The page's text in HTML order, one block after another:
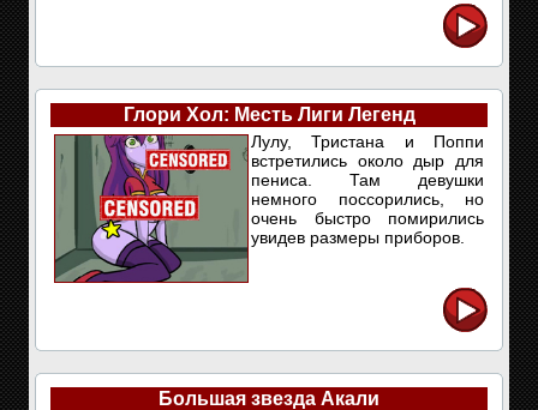
Глори Хол: Месть Лиги Легенд
Лулу, Тристана и Поппи
встретились около дыр для
пениса. Там девушки
немного поссорились, но
очень быстро помирились
увидев размеры приборов.
Большая звезда Акали